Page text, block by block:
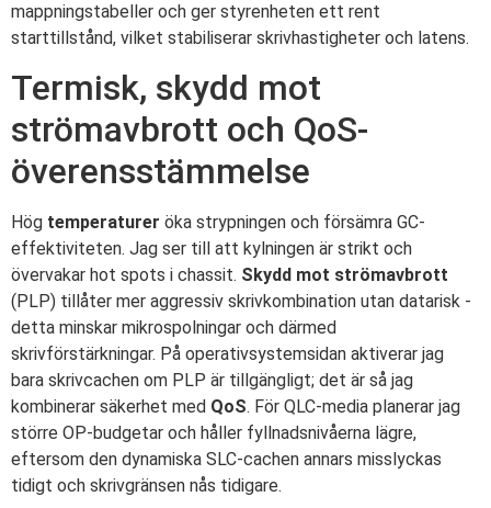
mappningstabeller och ger styrenheten ett rent
starttillstånd, vilket stabiliserar skrivhastigheter och latens.
Termisk, skydd mot
strömavbrott och QoS-
överensstämmelse
Hög temperaturer öka strypningen och försämra GC-
effektiviteten. Jag ser till att kylningen är strikt och
övervakar hot spots i chassit. Skydd mot strömavbrott
(PLP) tillåter mer aggressiv skrivkombination utan datarisk -
detta minskar mikrospolningar och därmed
skrivförstärkningar. På operativsystemsidan aktiverar jag
bara skrivcachen om PLP är tillgängligt; det är så jag
kombinerar säkerhet med QoS. För QLC-media planerar jag
större OP-budgetar och håller fyllnadsnivåerna lägre,
eftersom den dynamiska SLC-cachen annars misslyckas
tidigt och skrivgränsen nås tidigare.